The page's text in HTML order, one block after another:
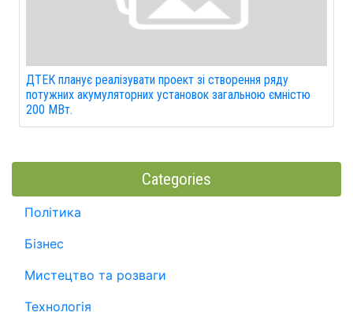
ДТЕК планує реалізувати проект зі створення ряду
потужних акумуляторних установок загальною ємністю
200 МВт.
Categories
Політика
Бізнес
Мистецтво та розваги
Технологія